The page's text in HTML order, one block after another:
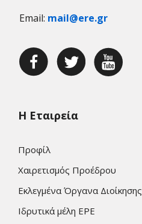
Email: mail@ere.gr
Η Εταιρεία
Προφίλ
Χαιρετισμός Προέδρου
Εκλεγμένα Όργανα Διοίκησης
Ιδρυτικά μέλη ΕΡΕ